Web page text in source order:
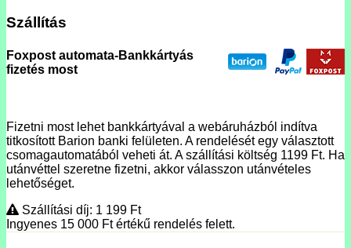
Szállítás
Foxpost automata-Bankkártyás
fizetés most
Fizetni most lehet bankkártyával a webáruházból indítva
titkosított Barion banki felületen. A rendelését egy választott
csomagautomatából veheti át. A szállítási költség 1199 Ft. Ha
utánvéttel szeretne fizetni, akkor válasszon utánvételes
lehetőséget.
Szállítási díj: 1 199 Ft
Ingyenes 15 000 Ftértékű rendelés felett.